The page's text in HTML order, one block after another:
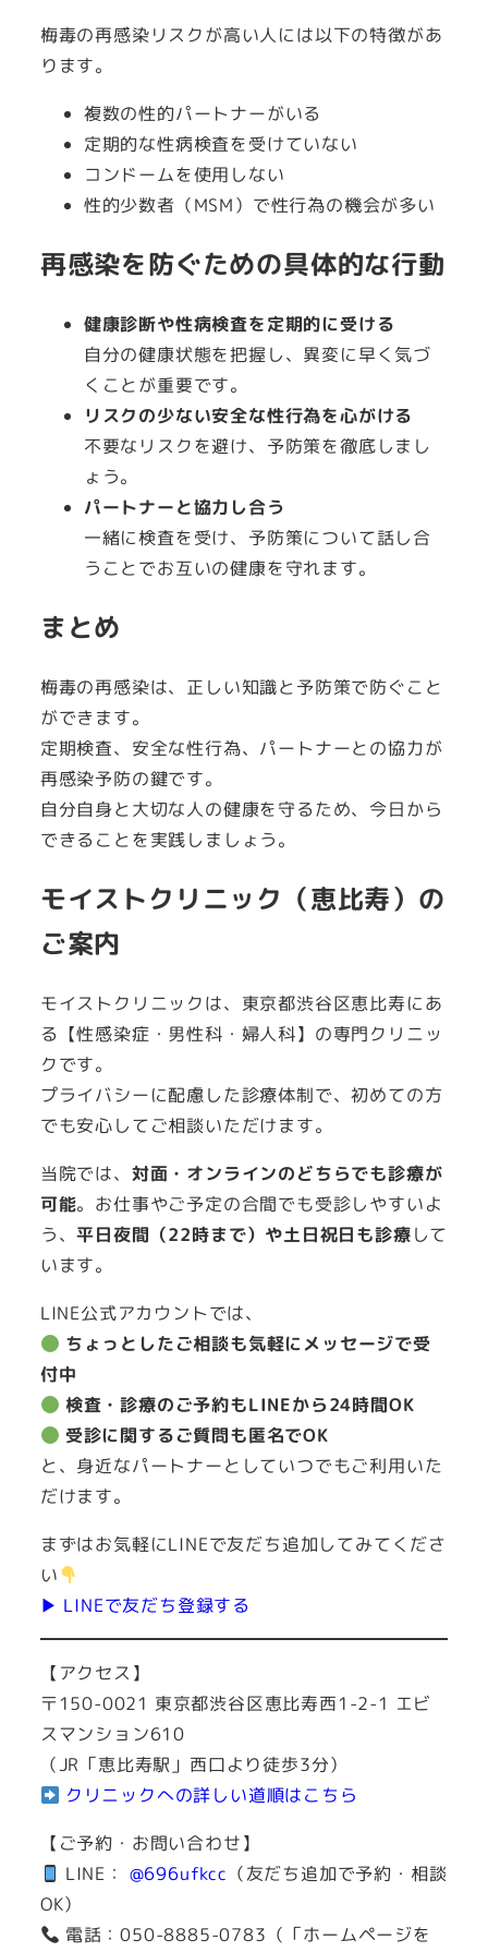
梅毒の再感染リスクが高い人には以下の特徴があ
ります。
複数の性的パートナーがいる
定期的な性病検査を受けていない
コンドームを使用しない
性的少数者（MSM）で性行為の機会が多い
再感染を防ぐための具体的な行動
健康診断や性病検査を定期的に受ける
自分の健康状態を把握し、異変に早く気づ
くことが重要です。
リスクの少ない安全な性行為を心がける
不要なリスクを避け、予防策を徹底しまし
ょう。
パートナーと協力し合う
一緒に検査を受け、予防策について話し合
うことでお互いの健康を守れます。
まとめ
梅毒の再感染は、正しい知識と予防策で防ぐこと
ができます。
定期検査、安全な性行為、パートナーとの協力が
再感染予防の鍵です。
自分自身と大切な人の健康を守るため、今日から
できることを実践しましょう。
モイストクリニック（恵比寿）の
ご案内
モイストクリニックは、東京都渋谷区恵比寿にあ
る【性感染症・男性科・婦人科】の専門クリニッ
クです。
プライバシーに配慮した診療体制で、初めての方
でも安心してご相談いただけます。
当院では、 対面・オンラインのどちらでも診療が
可能。お仕事やご予定の合間でも受診しやすいよ
う、平日夜間（22時まで）や土日祝日も診療して
います。
LINE公式アカウントでは、
ちょっとしたご相談も気軽にメッセージで受
付中
検査・診療のご予約もLINEから24時間OK
受診に関するご質問も匿名でOK
と、身近なパートナーとしていつでもご利用いた
だけます。
まずはお気軽にLINEで友だち追加してみてくださ
い
▶ LINEで友だち登録する
【アクセス】
〒150-0021 東京都渋谷区恵比寿西1-2-1 エビ
スマンション610
（JR「恵比寿駅」西口より徒歩3分）
クリニックへの詳しい道順はこちら
【ご予約・お問い合わせ】
LINE： @696ufkcc （友だち追加で予約・相談
OK）
電話：050-8885-0783（「ホームページを